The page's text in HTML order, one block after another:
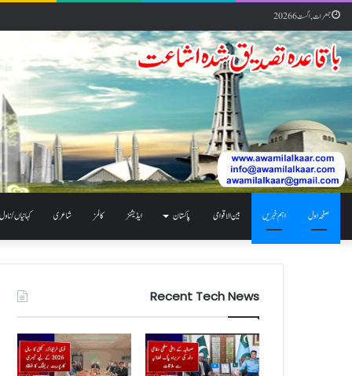
جمعرات, اگست 6 2026
صفحہ اول اہم خبریں بین الاقوامی پاکستان ایڈیشنز کالمز شاعری کہانیاں / ناول
Recent Tech News